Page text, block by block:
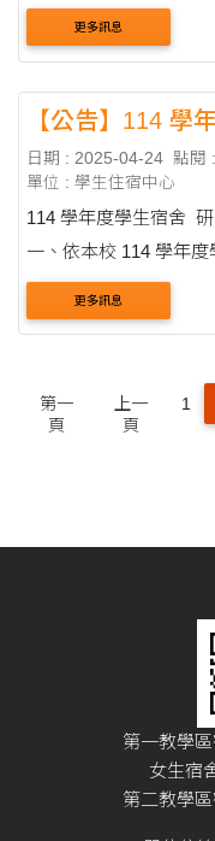
「棟別交換申請表」，
日)確認資訊並刊登於下
更多訊息
【公告】114 學
日期 : 2025-04-24 點閱
單位 : 學生住宿中心
114 學年度學生宿舍 研究生新生床位抽籤結果說明： 說明：
一、依本校 114 學年
生住宿申請辦理。 二、114 學年度研究生新生床位錄取名單
如下，請....
更多訊息
第一
頁
上一
頁
1
第一教學
女生宿
第二教學